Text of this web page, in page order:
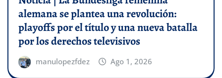
alemana se plantea una revolución:
playoffs por el título y una nueva batalla
por los derechos televisivos
manulopezfdez Ago 1, 2026